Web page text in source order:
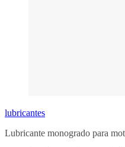
lubricantes
Lubricante monogrado para